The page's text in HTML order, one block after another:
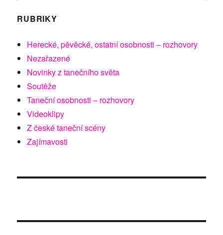
RUBRIKY
Herecké, pěvěcké, ostatní osobnosti – rozhovory
Nezařazené
Novinky z tanečního světa
Soutěže
Taneční osobnosti – rozhovory
Videoklipy
Z české taneční scény
Zajímavosti